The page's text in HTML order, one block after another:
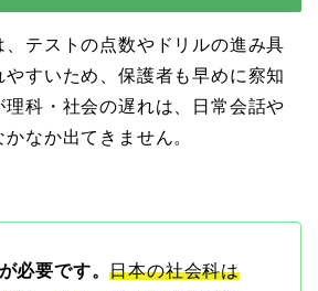
テストの点数やドリルの進み具
すいため、保護者も早めに察知
理科・社会の遅れは、日常会話や
なか出てきません。
必要です。日本の社会科は